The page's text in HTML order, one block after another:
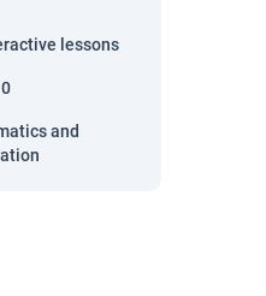
lessons
and